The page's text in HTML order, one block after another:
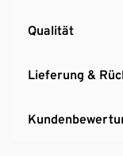
Qualität
Lieferung &